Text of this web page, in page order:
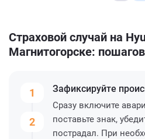
Страховой случай на
Магнитогорске:
1
2
Зафиксируйте
Сразу включите
поставьте знак,
пострадал. При